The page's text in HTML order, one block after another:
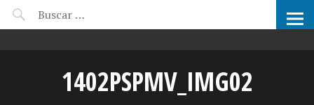
CANDIDATOS ARCHIPRIX
1402PSPMV_IMG02